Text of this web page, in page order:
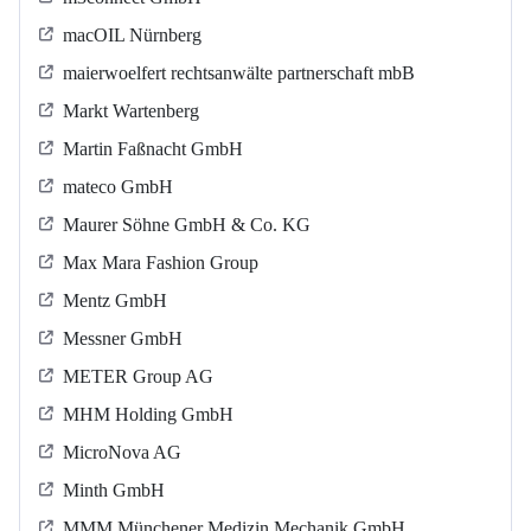
macOIL Nürnberg
maierwoelfert rechtsanwälte partnerschaft mbB
Markt Wartenberg
Martin Faßnacht GmbH
mateco GmbH
Maurer Söhne GmbH & Co. KG
Max Mara Fashion Group
Mentz GmbH
Messner GmbH
METER Group AG
MHM Holding GmbH
MicroNova AG
Minth GmbH